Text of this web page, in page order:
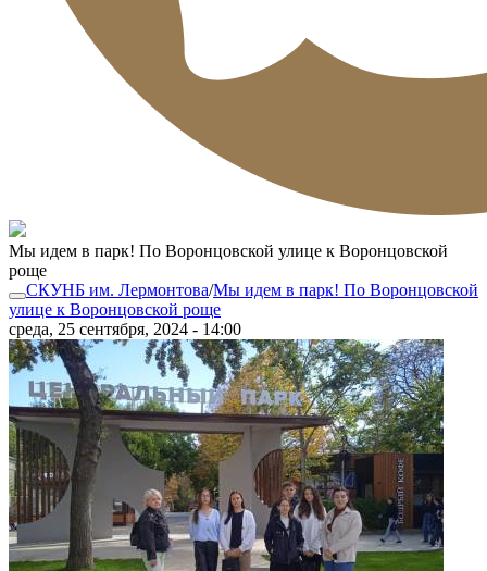
Мы идем в парк! По Воронцовской улице к Воронцовской
роще
СКУНБ им. Лермонтова/Мы идем в парк! По Воронцовской
улице к Воронцовской роще
среда, 25 сентября, 2024 - 14:00